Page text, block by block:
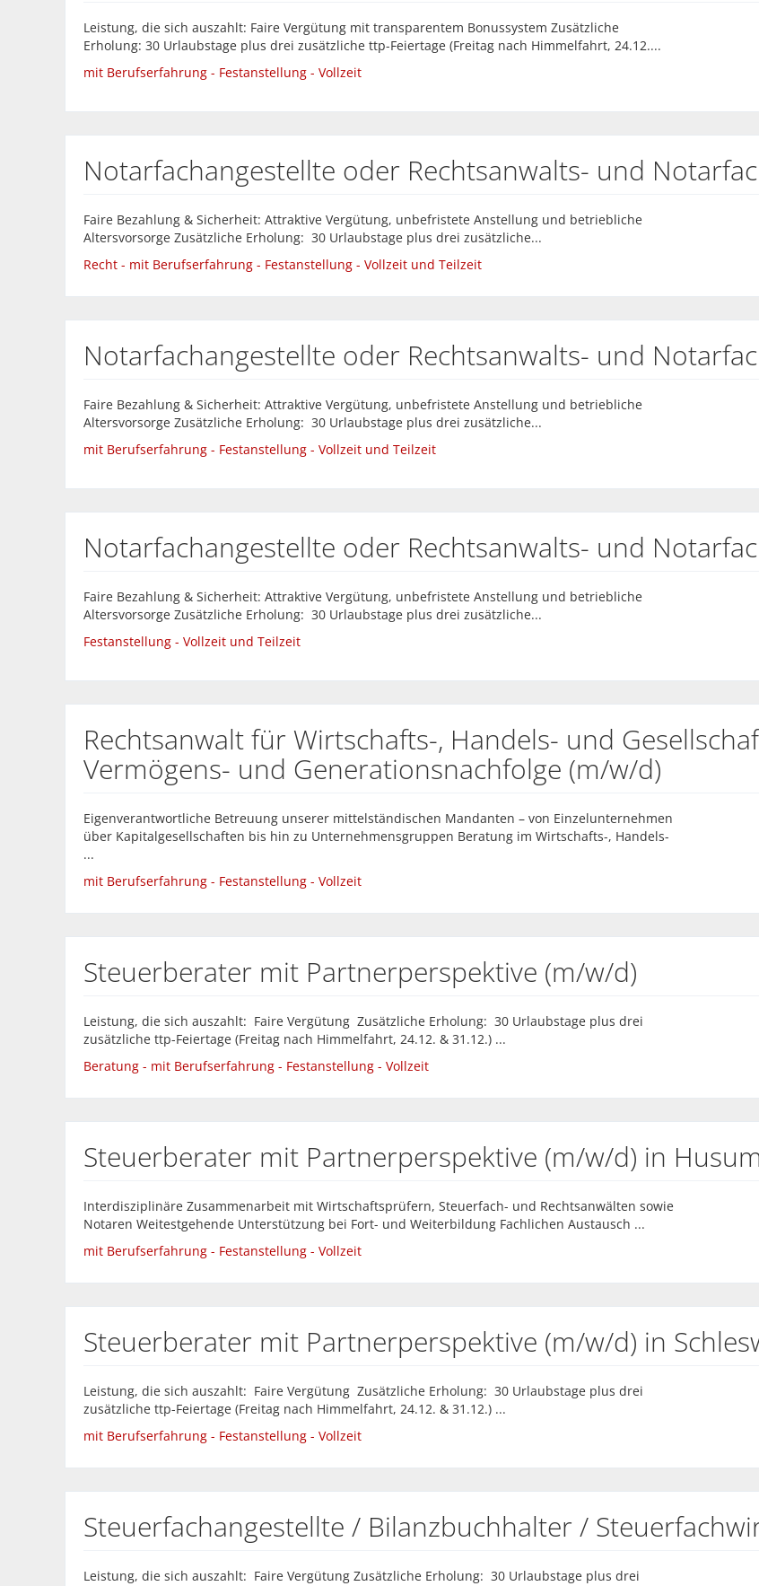
Leistung, die sich auszahlt: Faire Vergütung mit transparentem Bonussystem Zusätzliche
Erholung: 30 Urlaubstage plus drei zusätzliche ttp-Feiertage (Freitag nach Himmelfahrt, 24.12....
mit Berufserfahrung - Festanstellung - Vollzeit
Notarfachangestellte oder Rechtsanwalts- und
Faire Bezahlung & Sicherheit: Attraktive Vergütung, unbefristete Anstellung und betriebliche
Altersvorsorge Zusätzliche Erholung: 30 Urlaubstage plus drei zusätzliche...
Recht - mit Berufserfahrung - Festanstellung - Vollzeit und Teilzeit
Notarfachangestellte oder Rechtsanwalts- und
Faire Bezahlung & Sicherheit: Attraktive Vergütung, unbefristete Anstellung und betriebliche
Altersvorsorge Zusätzliche Erholung: 30 Urlaubstage plus drei zusätzliche...
mit Berufserfahrung - Festanstellung - Vollzeit und Teilzeit
Notarfachangestellte oder Rechtsanwalts- und
Faire Bezahlung & Sicherheit: Attraktive Vergütung, unbefristete Anstellung und betriebliche
Altersvorsorge Zusätzliche Erholung: 30 Urlaubstage plus drei zusätzliche...
Festanstellung - Vollzeit und Teilzeit
Rechtsanwalt für Wirtschafts-, Handels- und
Vermögens- und Generationsnachfolge (m/w/d)
Eigenverantwortliche Betreuung unserer mittelständischen Mandanten – von Einzelunternehmen
über Kapitalgesellschaften bis hin zu Unternehmensgruppen Beratung im Wirtschafts-, Handels-
...
mit Berufserfahrung - Festanstellung - Vollzeit
Steuerberater mit Partnerperspektive (m/w/d)
Leistung, die sich auszahlt: Faire Vergütung Zusätzliche Erholung: 30 Urlaubstage plus drei
zusätzliche ttp-Feiertage (Freitag nach Himmelfahrt, 24.12. & 31.12.) ...
Beratung - mit Berufserfahrung - Festanstellung - Vollzeit
Steuerberater mit Partnerperspektive (m/w/d) in Husum
Interdisziplinäre Zusammenarbeit mit Wirtschaftsprüfern, Steuerfach- und Rechtsanwälten sowie
Notaren Weitestgehende Unterstützung bei Fort- und Weiterbildung Fachlichen Austausch ...
mit Berufserfahrung - Festanstellung - Vollzeit
Steuerberater mit Partnerperspektive (m/w/d) in
Leistung, die sich auszahlt: Faire Vergütung Zusätzliche Erholung: 30 Urlaubstage plus drei
zusätzliche ttp-Feiertage (Freitag nach Himmelfahrt, 24.12. & 31.12.) ...
mit Berufserfahrung - Festanstellung - Vollzeit
Steuerfachangestellte / Bilanzbuchhalter /
Leistung, die sich auszahlt: Faire Vergütung Zusätzliche Erholung: 30 Urlaubstage plus drei